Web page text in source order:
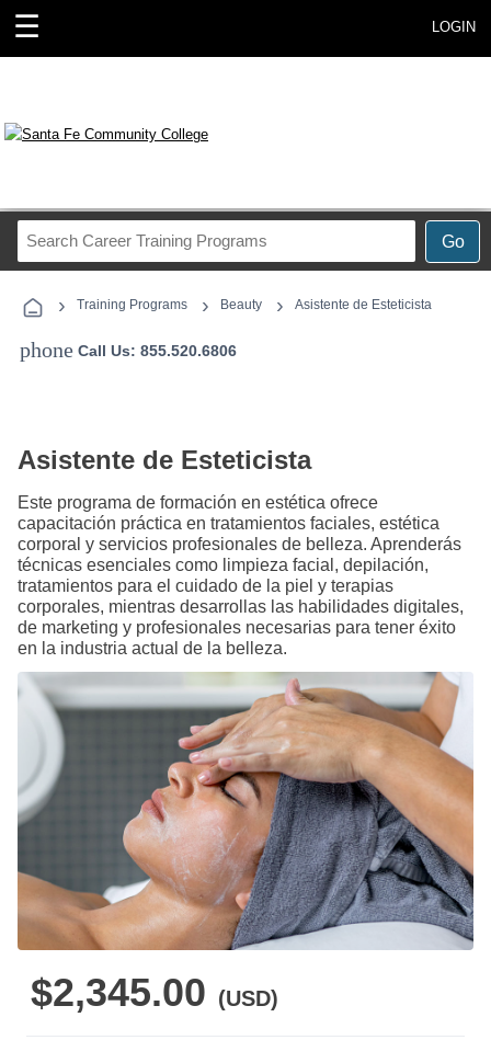
☰ LOGIN
Go
Career
Programs
› Training Programs › Beauty › Asistente de Esteticista
phone Call Us: 855.520.6806
Asistente de Esteticista
Este programa de formación en estética ofrece
capacitación práctica en tratamientos faciales, estética
corporal y servicios profesionales de belleza. Aprenderás
técnicas esenciales como limpieza facial, depilación,
tratamientos para el cuidado de la piel y terapias
corporales, mientras desarrollas las habilidades digitales,
de marketing y profesionales necesarias para tener éxito
en la industria actual de la belleza.
$2,345.00 (USD)